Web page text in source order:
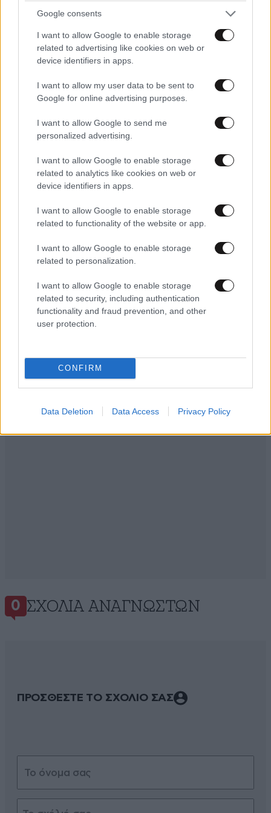
Google consents
I want to allow Google to enable storage
related to advertising like cookies on web or
device identifiers in apps.
I want to allow my user data to be sent to
Google for online advertising purposes.
I want to allow Google to send me
personalized advertising.
I want to allow Google to enable storage
related to analytics like cookies on web or
device identifiers in apps.
I want to allow Google to enable storage
related to functionality of the website or app.
I want to allow Google to enable storage
related to personalization.
I want to allow Google to enable storage
related to security, including authentication
functionality and fraud prevention, and other
user protection.
CONFIRM
Data Deletion Data Access Privacy Policy
Τα drones γράφουν τους νέους κανόνες του
πολέμου – Από την Ουκρανία στα ευρωπαϊκά
αεροδρόμια
«Κλειδί» η στάση Τραμπ για τη νέα διαδρομή
που συμφώνησαν Ιράν και Ομάν
Ακολουθήστε τοNEWSBEAST
και μάθετε πρώτοι όλες τις ειδήσεις
0 ΣΧΌΛΙΑ ΑΝΑΓΝΩΣΤΏΝ
ΠΡΟΣΘΕΣΤΕ ΤΟ ΣΧΟΛΙΟ ΣΑΣ